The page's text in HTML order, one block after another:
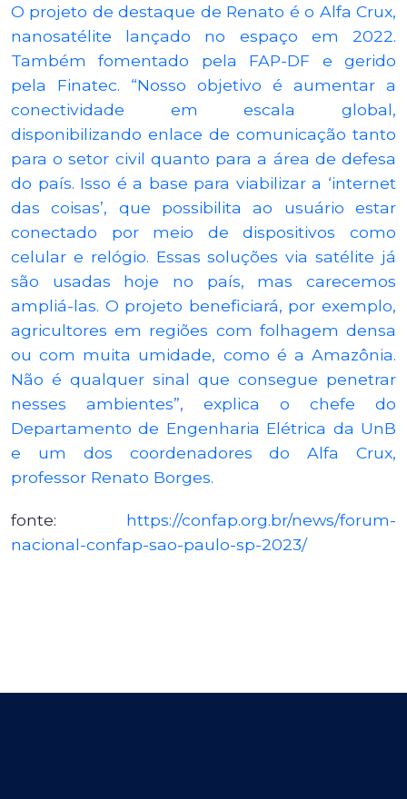
O projeto de destaque de Renato é o Alfa Crux,
nanosatélite lançado no espaço em 2022.
Também fomentado pela FAP-DF e gerido
pela Finatec. “Nosso objetivo é aumentar a
conectividade em escala global,
disponibilizando enlace de comunicação tanto
para o setor civil quanto para a área de defesa
do país. Isso é a base para viabilizar a ‘internet
das coisas’, que possibilita ao usuário estar
conectado por meio de dispositivos como
celular e relógio. Essas soluções via satélite já
são usadas hoje no país, mas carecemos
ampliá-las. O projeto beneficiará, por exemplo,
agricultores em regiões com folhagem densa
ou com muita umidade, como é a Amazônia.
Não é qualquer sinal que consegue penetrar
nesses ambientes”, explica o chefe do
Departamento de Engenharia Elétrica da UnB
e um dos coordenadores do Alfa Crux,
professor Renato Borges.
fonte: https://confap.org.br/news/forum-
nacional-confap-sao-paulo-sp-2023/